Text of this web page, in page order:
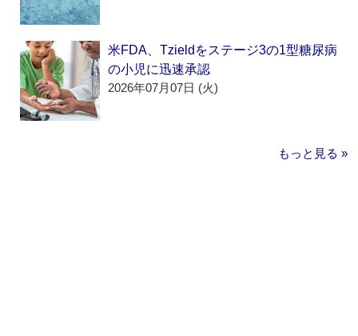
米FDA、Tzieldをステージ3の1型糖尿病
の小児に迅速承認
2026年07月07日 (火)
もっと見る »